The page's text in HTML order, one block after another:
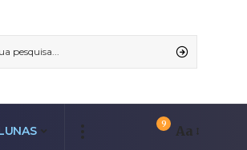
9 Aa